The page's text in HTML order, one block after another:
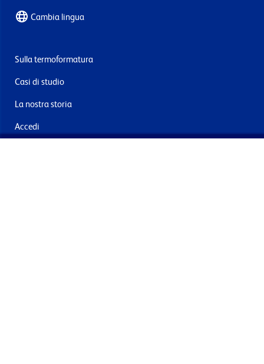
Cambia lingua
Sulla termoformatura
Casi di studio
La nostra storia
Accedi